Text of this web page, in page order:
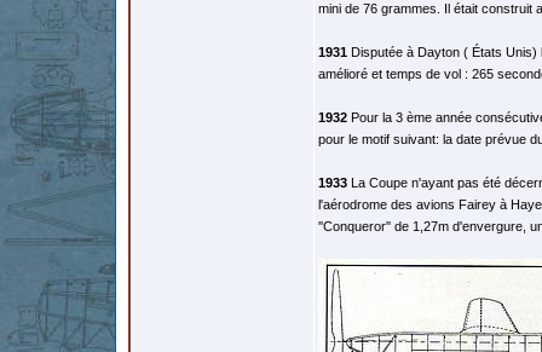
mini de 76 grammes. Il était construit
1931 Disputée à Dayton ( États Unis)
amélioré et temps de vol : 265
1932 Pour la 3 ème année
pour le motif suivant: la date prévue
1933 La Coupe n'ayant pas été
l'aérodrome des avions Fairey à
''Conqueror'' de 1,27m d'envergure,